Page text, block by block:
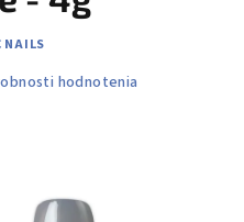
NAILS
hodnotenia